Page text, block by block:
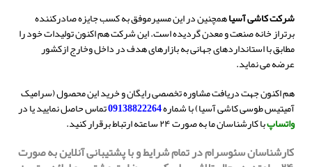
شرکت کاشی آسیاهمچنین در این مسیرموفق به کسب جایزه صادرکننده
برتراز خانه صنعت و معدن گردیده است. این شرکت هم اکنون تولیدات خود را
مطابق با استانداردهای جهانی به بازارهای هدف در داخل وخارج ازکشور
عرضه می نماید.
هم اکنون جهت دریافت مشاوره تخصصی رایگان و خرید این محصول (سرامیک
آمیتیس طوسی کاشی آسیا)با شماره09138822264تماس حاصل نمایید یا در
واتساپبا کارشناسان ما به صورت ۲۴ ساعته ارتباط برقرار کنید.
کارشناسان سئوسرام در تمام شرایط و با پشتیبانی آنلاین به صورت